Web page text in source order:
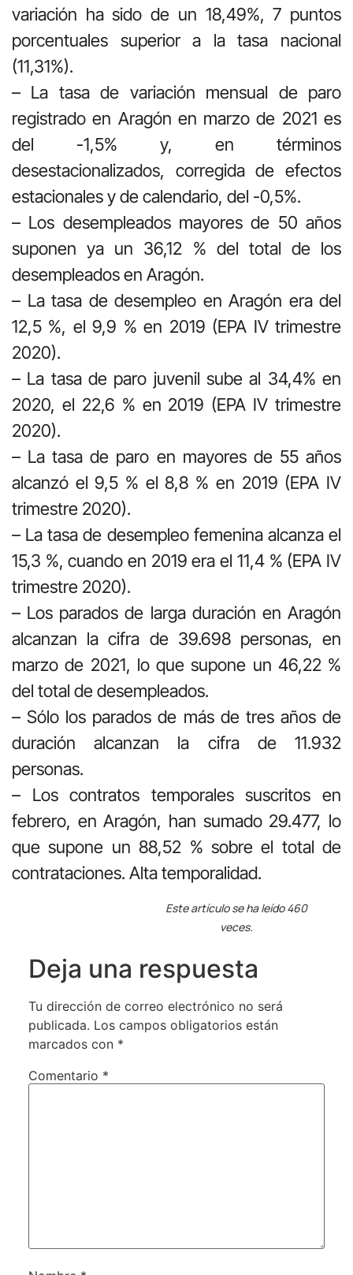
variación ha sido de un 18,49%, 7 puntos
porcentuales superior a la tasa nacional
(11,31%).
– La tasa de variación mensual de paro
registrado en Aragón en marzo de 2021 es
del -1,5% y, en términos
desestacionalizados, corregida de efectos
estacionales y de calendario, del -0,5%.
– Los desempleados mayores de 50 años
suponen ya un 36,12 % del total de los
desempleados en Aragón.
– La tasa de desempleo en Aragón era del
12,5 %, el 9,9 % en 2019 (EPA IV trimestre
2020).
– La tasa de paro juvenil sube al 34,4% en
2020, el 22,6 % en 2019 (EPA IV trimestre
2020).
– La tasa de paro en mayores de 55 años
alcanzó el 9,5 % el 8,8 % en 2019 (EPA IV
trimestre 2020).
– La tasa de desempleo femenina alcanza el
15,3 %, cuando en 2019 era el 11,4 % (EPA IV
trimestre 2020).
– Los parados de larga duración en Aragón
alcanzan la cifra de 39.698 personas, en
marzo de 2021, lo que supone un 46,22 %
del total de desempleados.
– Sólo los parados de más de tres años de
duración alcanzan la cifra de 11.932
personas.
– Los contratos temporales suscritos en
febrero, en Aragón, han sumado 29.477, lo
que supone un 88,52 % sobre el total de
contrataciones. Alta temporalidad.
Este artículo se ha leído 460
veces.
Deja una respuesta
Tu dirección de correo electrónico no será
publicada. Los campos obligatorios están
marcados con *
Comentario *